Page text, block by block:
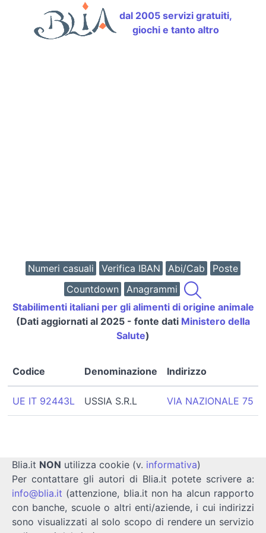
dal 2005 servizi gratuiti,
giochi e tanto altro
Numeri casuali Verifica IBAN Abi/Cab
Poste
Countdown
Anagrammi
Stabilimenti italiani per gli alimenti di origine animale
(Dati aggiornati al 2025 - fonte dati Ministero della
Salute)
Codice Denominazione Indirizzo
UE IT 92443L USSIA S.R.L VIA NAZIONALE 75
Blia.it NON utilizza cookie (v. informativa)
Per contattare gli autori di Blia.it potete scrivere a:
info@blia.it (attenzione, blia.it non ha alcun rapporto
con banche, scuole o altri enti/aziende, i cui indirizzi
sono visualizzati al solo scopo di rendere un servizio